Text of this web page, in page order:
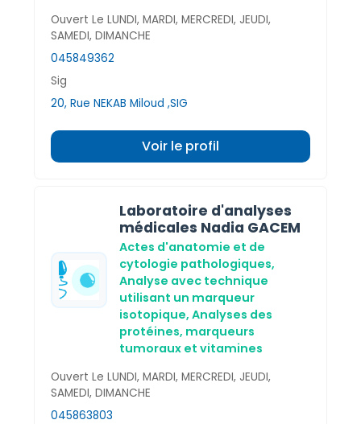
Ouvert Le LUNDI, MARDI, MERCREDI, JEUDI,
SAMEDI, DIMANCHE
045849362
Sig
20, Rue NEKAB Miloud ,SIG
Voir le profil
Laboratoire d'analyses
médicales Nadia GACEM
Actes d'anatomie et de
cytologie pathologiques,
Analyse avec technique
utilisant un marqueur
isotopique, Analyses des
protéines, marqueurs
tumoraux et vitamines
Ouvert Le LUNDI, MARDI, MERCREDI, JEUDI,
SAMEDI, DIMANCHE
045863803